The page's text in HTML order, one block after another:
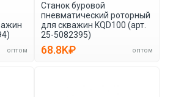
оптом
Станок буровой
пневматический роторный
для скважин KQD100 (арт.
25-5082395)
68.8K₽ оптом